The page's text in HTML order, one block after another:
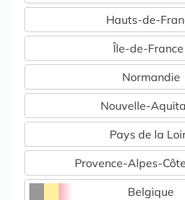
Hauts-de-
Île-de-France
Normandie
Nouvelle-
Pays de la
Provence-Alpes-
Belgique